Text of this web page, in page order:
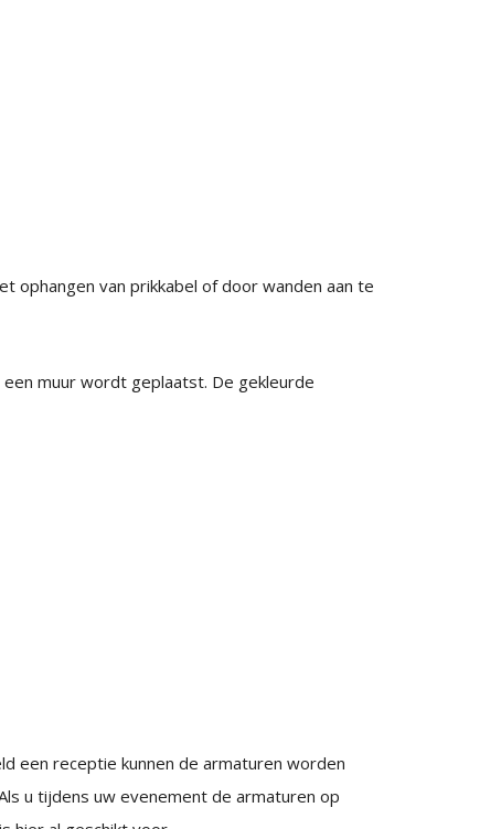
ophangen van prikkabel of door wanden aan te
muur wordt geplaatst. De gekleurde
een receptie kunnen de armaturen worden
u tijdens uw evenement de armaturen op